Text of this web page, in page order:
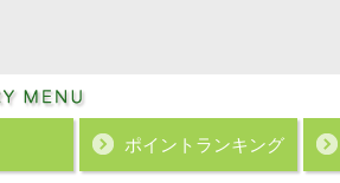
ポイント ランキング